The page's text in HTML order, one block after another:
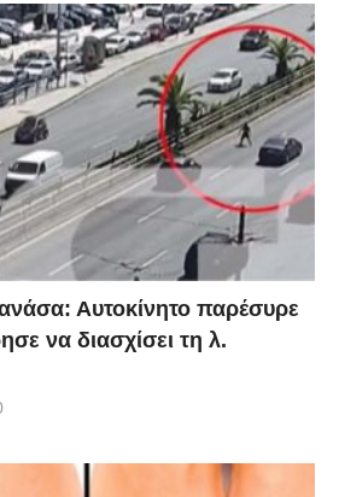
Αυτοκίνητο παρέσυρε
να διασχίσει τη λ.